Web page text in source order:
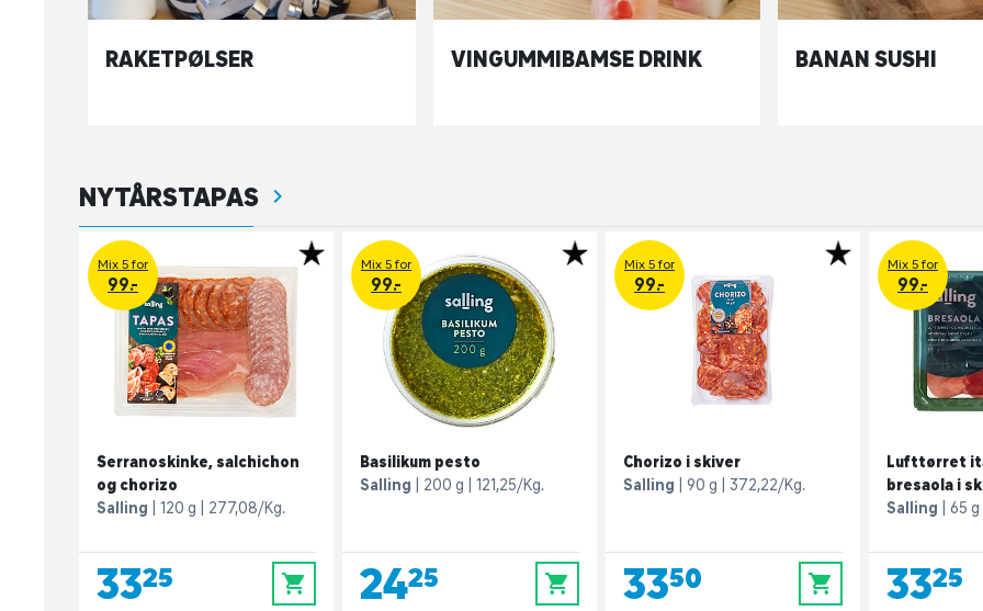
RAKETPØLSER VINGUMMIBAMSE DRINK BANAN SUSHI
NYTÅRSTAPAS
Mix 5 for
99.-
Serranoskinke, salchichon
og chorizo
Salling
120 g 277,08/Kg.
33,25 0
Mix 5 for
99.-
Basilikum pesto
Salling
200 g 121,25/Kg.
24,25 0
Mix 5 for
99.-
Chorizo i skiver
Salling
90 g 372,22/Kg.
33,50 0
Mix 5 for
99.-
Lufttørret
bresaola i
Salling
65 g
33,25